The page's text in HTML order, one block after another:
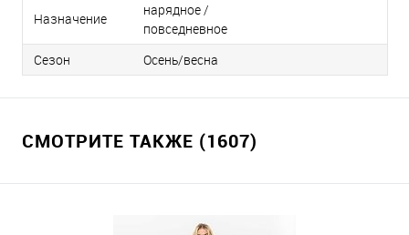
Назначение
нарядное /
повседневное
Сезон
Осень/весна
СМОТРИТЕ ТАКЖЕ (1607)